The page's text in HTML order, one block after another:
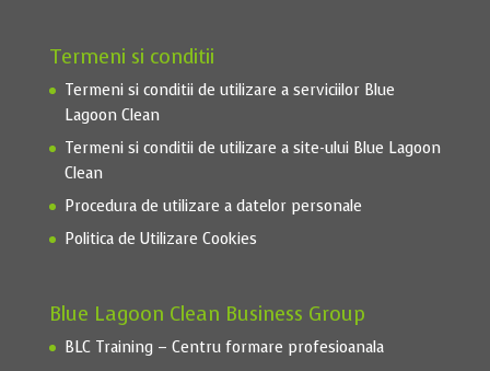
Termeni si conditii
Termeni si conditii de utilizare a serviciilor Blue
Lagoon Clean
Termeni si conditii de utilizare a site-ului Blue Lagoon
Clean
Procedura de utilizare a datelor personale
Politica de Utilizare Cookies
Blue Lagoon Clean Business Group
BLC Training – Centru formare profesioanala